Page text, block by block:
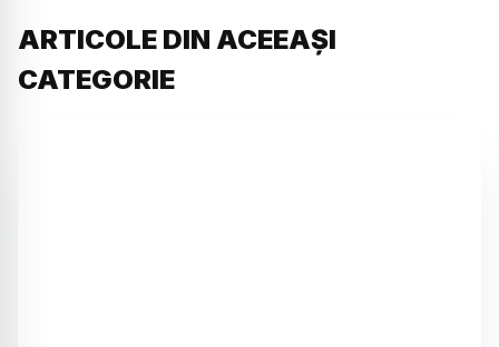
ARTICOLE DIN ACEEAȘI
CATEGORIE